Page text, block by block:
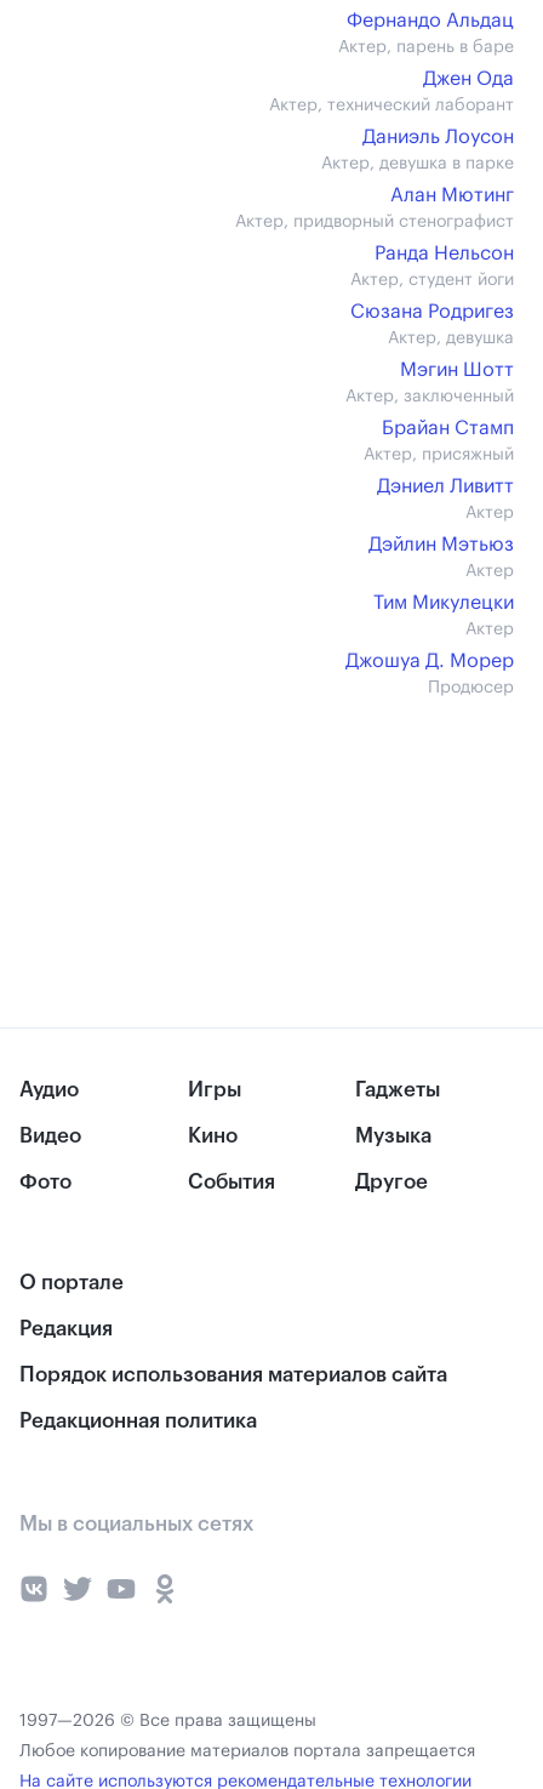
Фернандо Альдац
Актер, парень в баре
Джен Ода
Актер, технический лаборант
Даниэль Лоусон
Актер, девушка в парке
Алан Мютинг
Актер, придворный стенографист
Ранда Нельсон
Актер, студент йоги
Сюзана Родригез
Актер, девушка
Мэгин Шотт
Актер, заключенный
Брайан Стамп
Актер, присяжный
Дэниел Ливитт
Актер
Дэйлин Мэтьюз
Актер
Тим Микулецки
Актер
Джошуа Д. Морер
Продюсер
Аудио
Видео
Фото
Игры
Кино
События
Гаджеты
Музыка
Другое
О портале
Редакция
Порядок использования материалов сайта
Редакционная политика
Мы в социальных сетях
1997—2026 © Все права защищены
Любое копирование материалов портала запрещается
На сайте используются рекомендательные технологии